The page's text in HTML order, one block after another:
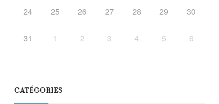
24 25 26 27 28 29 30
31 1 2 3 4 5 6
CATÉGORIES